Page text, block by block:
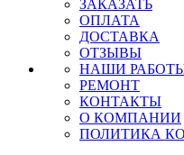
ЗАКАЗАТЬ
ОПЛАТА
ДОСТАВКА
ОТЗЫВЫ
НАШИ
РЕМОНТ
КОНТАКТЫ
О КОМПАНИИ
ПОЛИТИКА